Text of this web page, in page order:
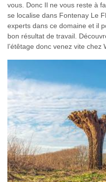
vous. Donc Il ne vous reste à
se localise dans Fontenay Le
experts dans ce domaine et il
bon résultat de travail.
l’étêtage donc venez vite chez